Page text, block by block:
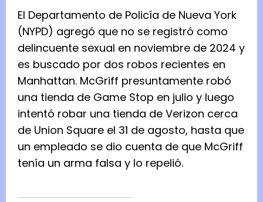
El Departamento de Policía de Nueva York
(NYPD) agregó que no se registró como
delincuente sexual en noviembre de 2024 y
es buscado por dos robos recientes en
Manhattan. McGriff presuntamente robó
una tienda de Game Stop en julio y luego
intentó robar una tienda de Verizon cerca
de Union Square el 31 de agosto, hasta que
un empleado se dio cuenta de que McGriff
tenía un arma falsa y lo repelió.